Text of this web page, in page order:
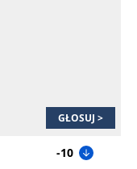
GŁOSUJ >
-10